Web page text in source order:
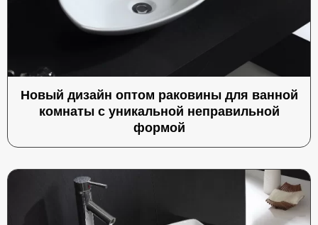
Новый дизайн оптом раковины для ванной
комнаты с уникальной неправильной
формой